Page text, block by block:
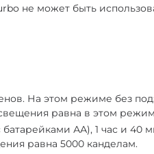
не может быть
На этом режиме без
равна в этом
АА), 1 час и 40
равна 5000 канделам.